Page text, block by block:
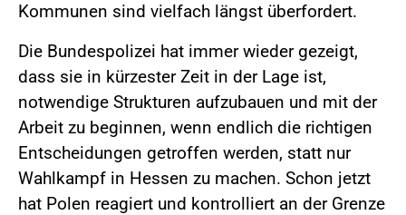
Kommunen sind vielfach längst überfordert.
Die Bundespolizei hat immer wieder gezeigt,
dass sie in kürzester Zeit in der Lage ist,
notwendige Strukturen aufzubauen und mit der
Arbeit zu beginnen, wenn endlich die richtigen
Entscheidungen getroffen werden, statt nur
Wahlkampf in Hessen zu machen. Schon jetzt
hat Polen reagiert und kontrolliert an der Grenze